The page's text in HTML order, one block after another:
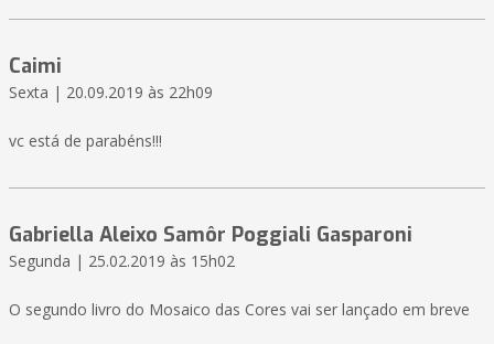
Caimi
Sexta | 20.09.2019 às 22h09
vc está de parabéns!!!
Gabriella Aleixo Samôr Poggiali Gasparoni
Segunda | 25.02.2019 às 15h02
O segundo livro do Mosaico das Cores vai ser lançado em breve